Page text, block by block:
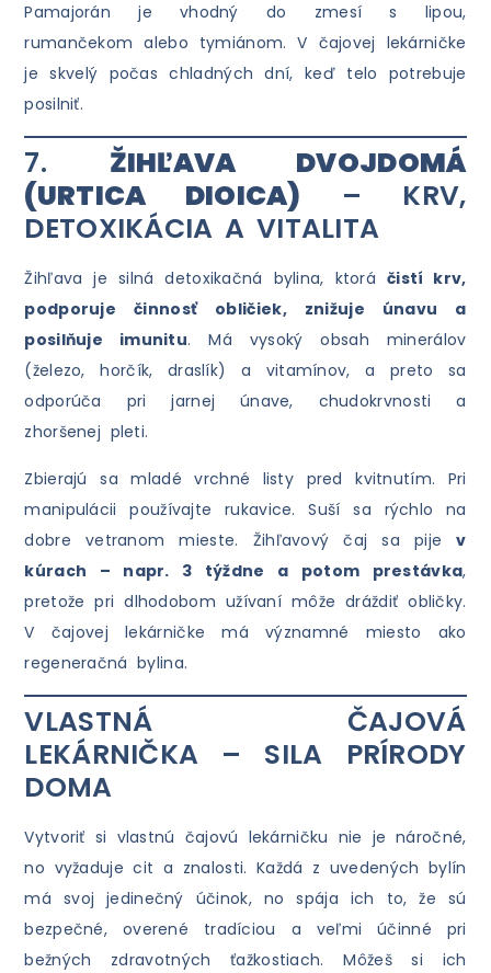
Pamajorán je vhodný do zmesí s lipou,
rumančekom alebo tymiánom. V čajovej lekárničke
je skvelý počas chladných dní, keď telo potrebuje
posilniť.
7. ŽIHĽAVA DVOJDOMÁ
(URTICA DIOICA) – KRV,
DETOXIKÁCIA A VITALITA
Žihľava je silná detoxikačná bylina, ktorá čistí krv,
podporuje činnosť obličiek, znižuje únavu a
posilňuje imunitu. Má vysoký obsah minerálov
(železo, horčík, draslík) a vitamínov, a preto sa
odporúča pri jarnej únave, chudokrvnosti a
zhoršenej pleti.
Zbierajú sa mladé vrchné listy pred kvitnutím. Pri
manipulácii používajte rukavice. Suší sa rýchlo na
dobre vetranom mieste. Žihľavový čaj sa pijev
kúrach – napr. 3 týždne a potom prestávka,
pretože pri dlhodobom užívaní môže dráždiť obličky.
V čajovej lekárničke má významné miesto ako
regeneračná bylina.
VLASTNÁ ČAJOVÁ
LEKÁRNIČKA – SILA PRÍRODY
DOMA
Vytvoriť si vlastnú čajovú lekárničku nie je náročné,
no vyžaduje cit a znalosti. Každá z uvedených bylín
má svoj jedinečný účinok, no spája ich to, že sú
bezpečné, overené tradíciou a veľmi účinné pri
bežných zdravotných ťažkostiach. Môžeš si ich